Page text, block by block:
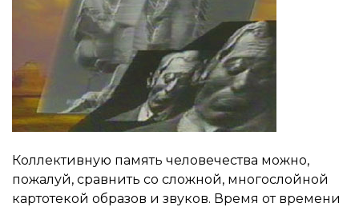
Коллективную память человечества можно,
пожалуй, сравнить со сложной, многослойной
картотекой образов и звуков. Время от времени